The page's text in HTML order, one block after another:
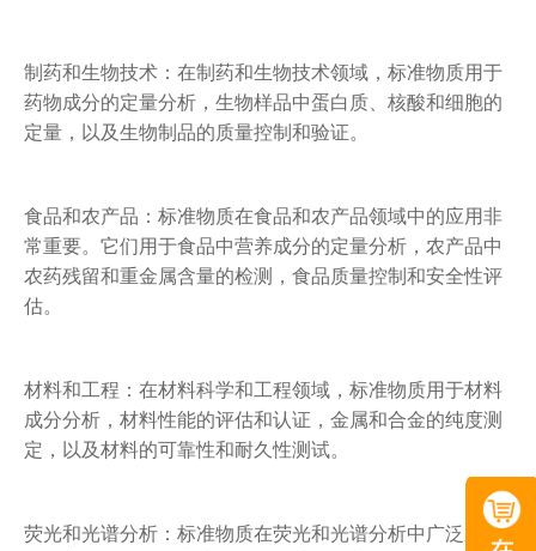
制药和生物技术：在制药和生物技术领域，标准物质用于
药物成分的定量分析，生物样品中蛋白质、核酸和细胞的
定量，以及生物制品的质量控制和验证。
食品和农产品：标准物质在食品和农产品领域中的应用非
常重要。它们用于食品中营养成分的定量分析，农产品中
农药残留和重金属含量的检测，食品质量控制和安全性评
估。
材料和工程：在材料科学和工程领域，标准物质用于材料
成分分析，材料性能的评估和认证，金属和合金的纯度测
定，以及材料的可靠性和耐久性测试。
荧光和光谱分析：标准物质在荧光和光谱分析中广泛应